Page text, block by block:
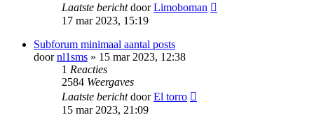
Laatste berichtdoorLimoboman
17 mar 2023, 15:19
Subforum minimaal aantal posts
doornl1sms » 15 mar 2023, 12:38
1 Reacties
2584 Weergaves
Laatste berichtdoorEl torro
15 mar 2023, 21:09